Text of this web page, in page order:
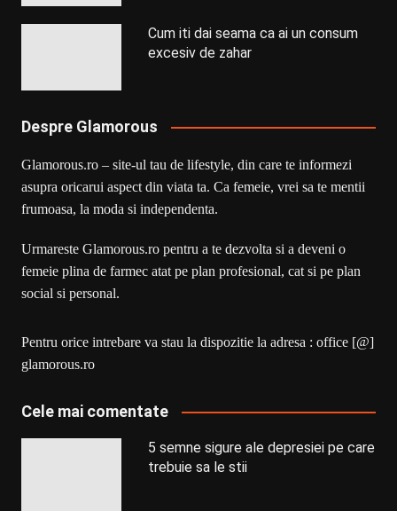
Cum iti dai seama ca ai un consum
excesiv de zahar
Despre Glamorous
Glamorous.ro – site-ul tau de lifestyle, din care te informezi
asupra oricarui aspect din viata ta. Ca femeie, vrei sa te mentii
frumoasa, la moda si independenta.
Urmareste Glamorous.ro pentru a te dezvolta si a deveni o
femeie plina de farmec atat pe plan profesional, cat si pe plan
social si personal.
Pentru orice intrebare va stau la dispozitie la adresa : office [@]
glamorous.ro
Cele mai comentate
5 semne sigure ale depresiei pe care
trebuie sa le stii